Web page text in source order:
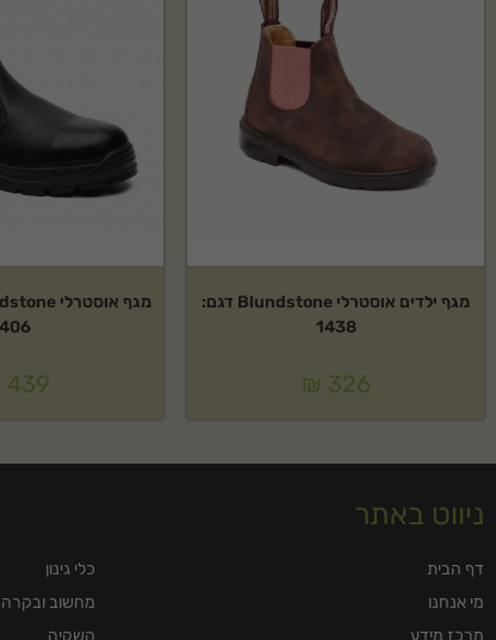
מגף ילדים אוסטרלי Blundstone דגם:
1438
₪ 326
406
439
ניווט באתר
דף הבית
מי אנחנו
מרכז מידע
כלי גינון
מחשוב ובקרה
השקיה